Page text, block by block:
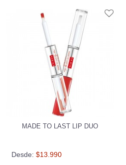
MADE TO LAST LIP DUO
Desde: $13.990